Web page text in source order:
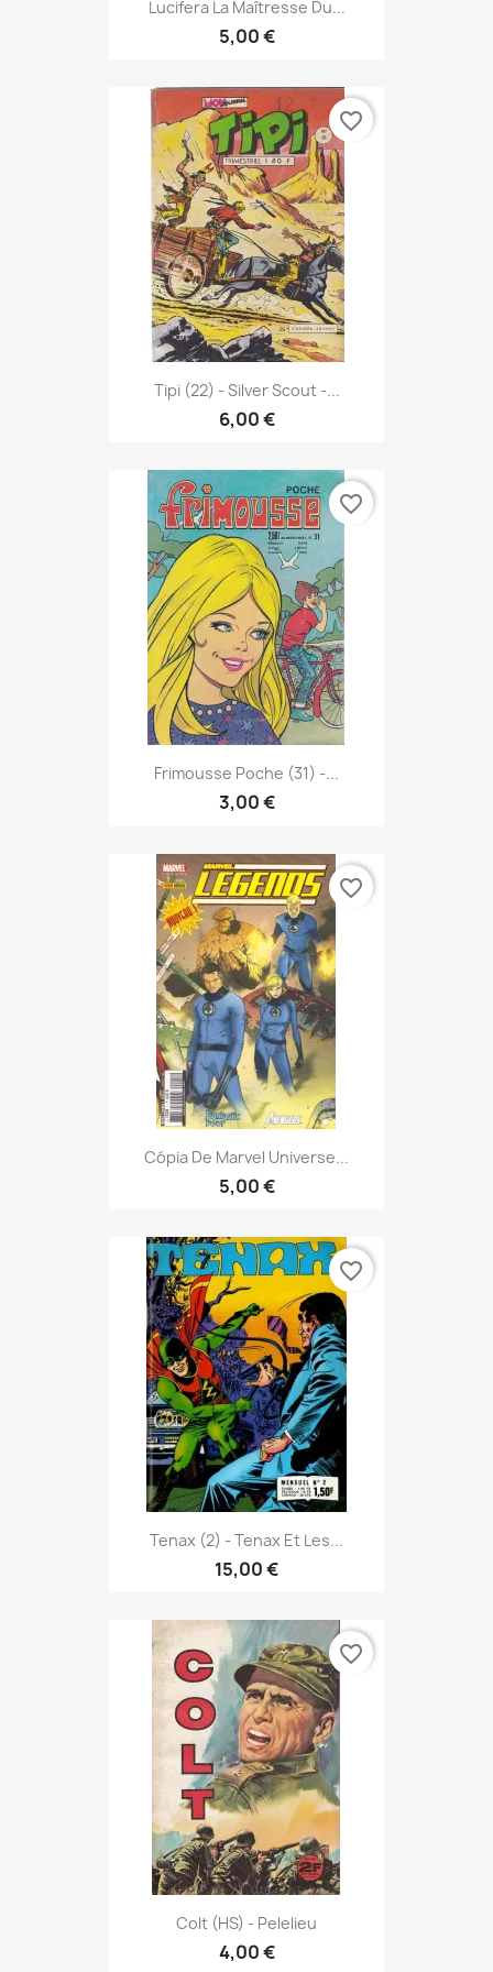
Lucifera La Maîtresse Du...
5,00 €
Tipi (22) - Silver Scout -...
6,00 €
favorite_border
Frimousse Poche (31) -...
3,00 €
favorite_border
Cópia De Marvel Universe...
5,00 €
favorite_border
Tenax (2) - Tenax Et Les...
15,00 €
favorite_border
Colt (HS) - Pelelieu
4,00 €
favorite_border